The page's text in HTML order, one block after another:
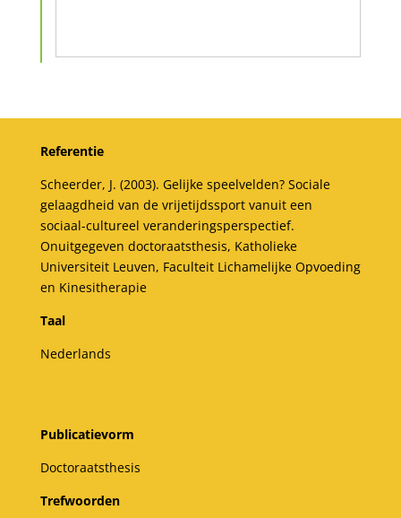
Referentie
Scheerder, J. (2003). Gelijke speelvelden? Sociale
gelaagdheid van de vrijetijdssport vanuit een
sociaal-cultureel veranderingsperspectief.
Onuitgegeven doctoraatsthesis, Katholieke
Universiteit Leuven, Faculteit Lichamelijke Opvoeding
en Kinesitherapie
Taal
Nederlands
Publicatievorm
Doctoraatsthesis
Trefwoorden